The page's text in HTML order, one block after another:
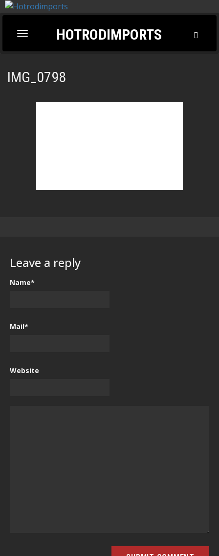
Toggle
navigation
HOTRODIMPORTS
IMG_0798
Leave a reply
Name*
Mail*
Website